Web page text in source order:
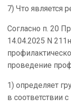
7) Что является
Согласно п. 20
14.04.2025 N
проведение
1) определяет
в соответствии